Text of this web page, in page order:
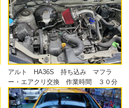
アルト HA36S 持ち込み マフラ
ー・エアクリ交換 作業時間 ３０分